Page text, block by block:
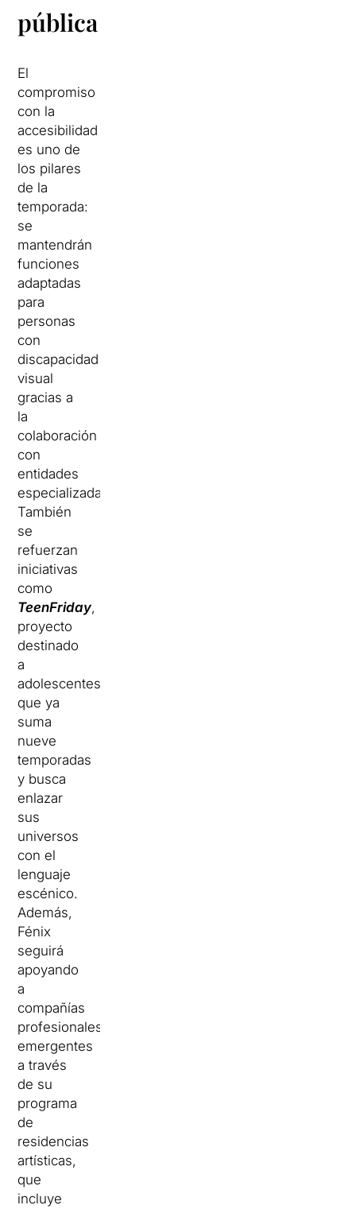
pública
El
compromiso
con la
accesibilidad
es uno de
los pilares
de la
temporada:
se
mantendrán
funciones
adaptadas
para
personas
con
discapacidad
visual
gracias a
la
colaboración
con
entidades
especializadas.
También
se
refuerzan
iniciativas
como
TeenFriday,
proyecto
destinado
a
adolescentes
que ya
suma
nueve
temporadas
y busca
enlazar
sus
universos
con el
lenguaje
escénico.
Además,
Fénix
seguirá
apoyando
a
compañías
profesionales
emergentes
a través
de su
programa
de
residencias
artísticas,
que
incluye